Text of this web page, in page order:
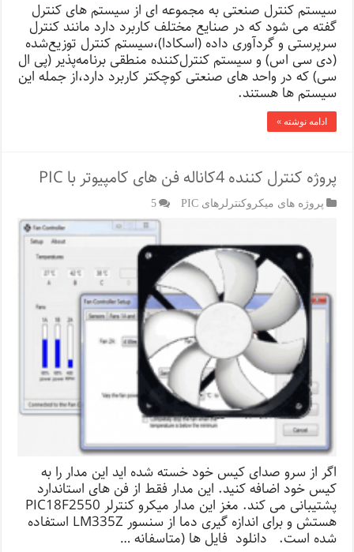
سیستم کنترل صنعتی به مجموعه ای از سیستم های کنترل
گفته می شود که در صنایع مختلف کاربرد دارد مانند کنترل
سرپرستی و گردآوری داده (اسکادا)،سیستم کنترل توزیع‌شده
(دی سی اس) و سیستم کنترل‌کننده منطقی برنامه‌پذیر (پی ال
سی) که در واحد های صنعتی کوچکتر کاربرد دارد،از جمله این
سیستم ها هستند.
ادامه نوشته »
پروژه کنترل کننده 4کاناله فن های کامپیوتر با PIC
پروژه های میکروکنترلرهای PIC 5
اگر از سرو صدای کیس خود خسته شده اید این مدار را به
کیس خود اضافه کنید. این مدار فقط از فن های استاندارد
پشتیبانی می کند. مغز این مدار میکرو کنترلر PIC18F2550
هستش و برای اندازه گیری دما از سنسور LM335Z استفاده
شده است. دانلود فایل ها (متاسفانه …